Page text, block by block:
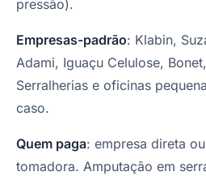
pressão).
Empresas-padrão: Klabin,
Adami, Iguaçu Celulose,
Serralherias e oficinas
caso.
Quem paga: empresa direta
tomadora. Amputação em